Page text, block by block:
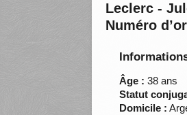
Leclerc -
Numéro
Âge : 38 ans
Statut
Domicile :